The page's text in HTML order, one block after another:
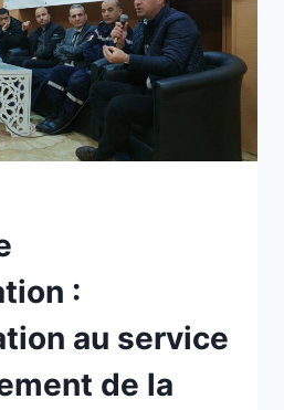
:
au service
de la